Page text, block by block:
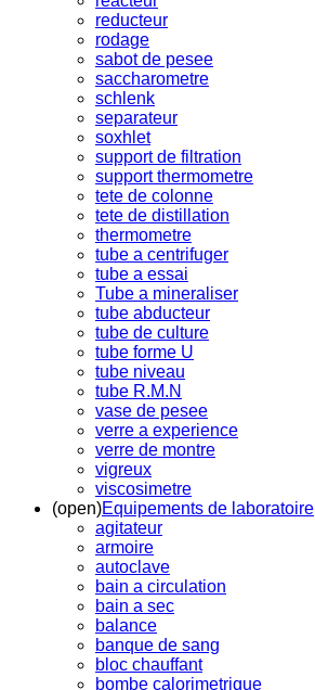
reducteur
rodage
sabot de pesee
saccharometre
schlenk
separateur
soxhlet
support de filtration
support thermometre
tete de colonne
tete de distillation
thermometre
tube a centrifuger
tube a essai
Tube a mineraliser
tube abducteur
tube de culture
tube forme U
tube niveau
tube R.M.N
vase de pesee
verre a experience
verre de montre
vigreux
viscosimetre
(open)Equipements de laboratoire
agitateur
armoire
autoclave
bain a circulation
bain a sec
balance
banque de sang
bloc chauffant
bombe calorimetrique